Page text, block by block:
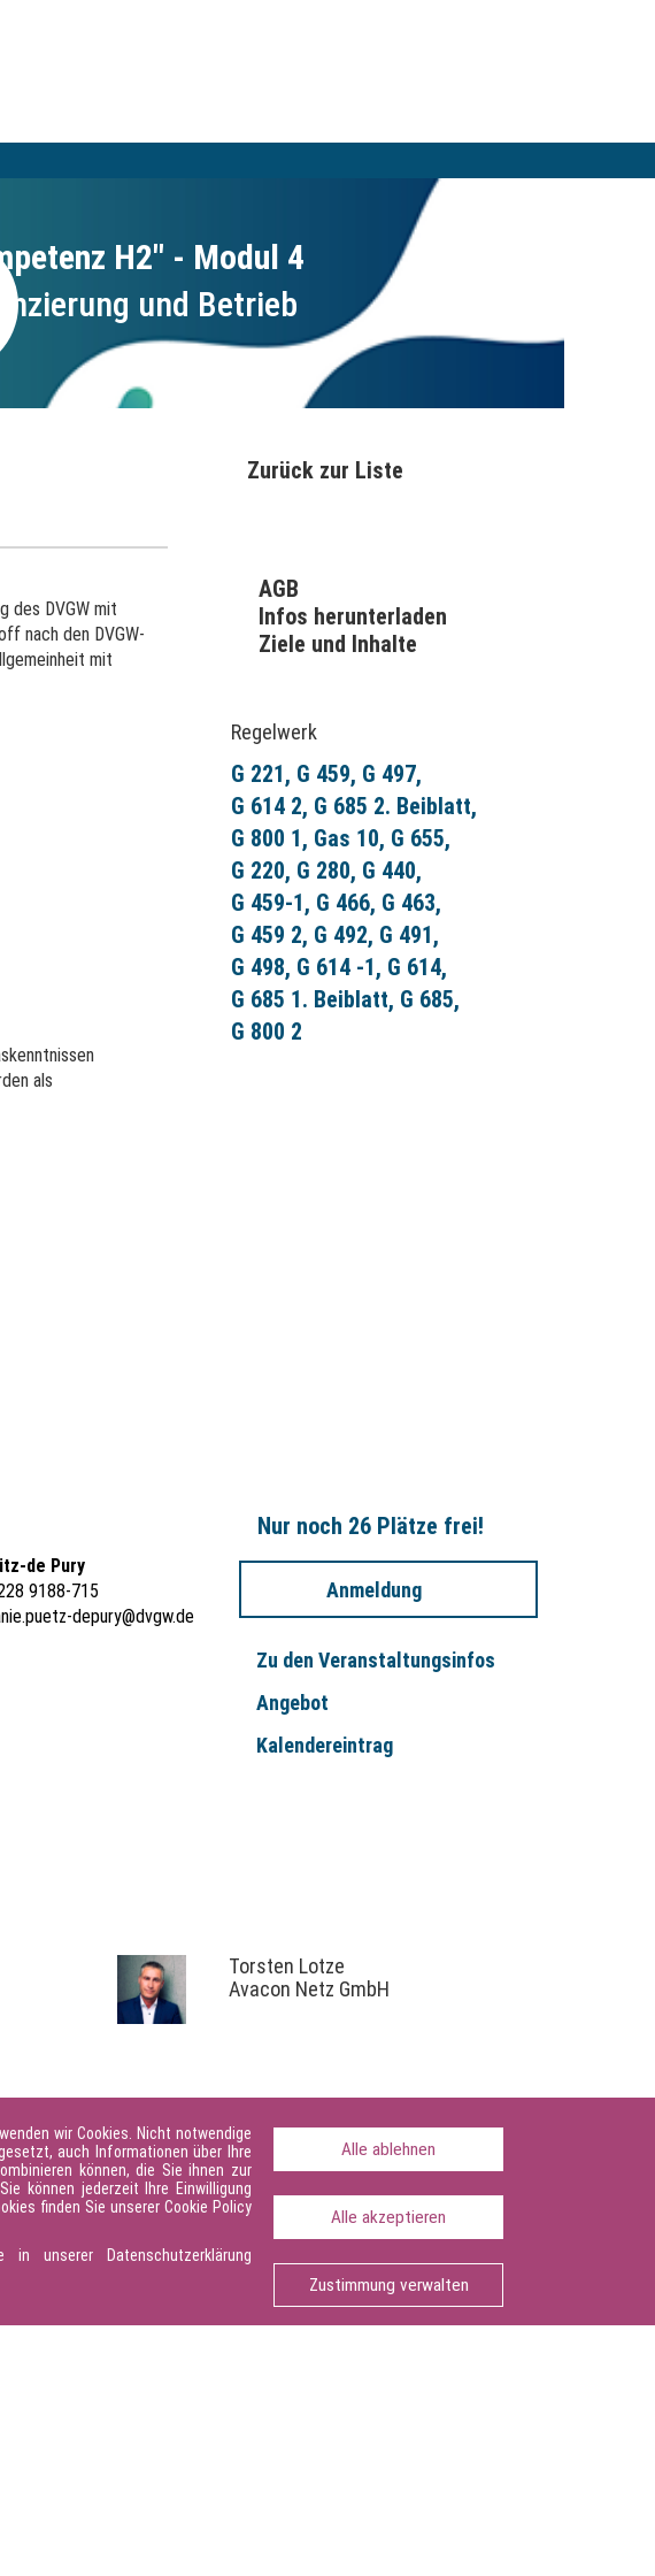
H2" - Modul 4
und Betrieb
Zurück zur Liste
des DVGW mit
nach den DVGW-
mit
als
entsprechenden
AGB
Infos herunterladen
Ziele und Inhalte
Regelwerk
G 221 G 459 G 497
G 614 2 G 685 2. Beiblatt
G 800 1 Gas 10 G 655
G 220 G 280 G 440
G 459-1 G 466 G 463
G 459 2 G 492 G 491
G 498 G 614 -1 G 614
G 685 1. Beiblatt G 685
G 800 2
de Pury
9188-715
depury@dvgw.de
Nur noch 26 Plätze frei!
Anmeldung
Zu den Veranstaltungsinfos
Angebot
Kalendereintrag
Torsten Lotze
Avacon Netz GmbH
wir Cookies. Nicht notwendige
auch Informationen über Ihre
können, die Sie ihnen zur
können jederzeit Ihre Einwilligung
finden Sie unserer Cookie Policy
unserer Datenschutzerklärung
Alle ablehnen
Alle akzeptieren
Zustimmung verwalten